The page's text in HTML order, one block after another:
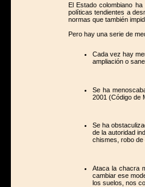
El Estado colombiano
políticas tendientes a
normas que también
Pero hay una serie de
Cada vez hay
ampliación o
Se ha
2001 (Código de
Se ha
de la autoridad
chismes, robo de
Ataca la chacra
cambiar ese
los suelos, nos